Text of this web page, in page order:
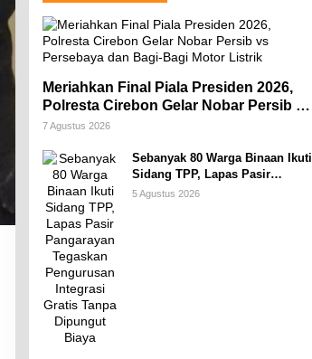
Meriahkan Final Piala Presiden 2026,
Polresta Cirebon Gelar Nobar Persib vs
Persebaya dan Bagi-Bagi Motor Listrik
7 Agustus 2026
Sebanyak 80 Warga Binaan Ikuti
Sidang TPP, Lapas Pasir
Pangarayan Tegaskan
5 Agustus 2026